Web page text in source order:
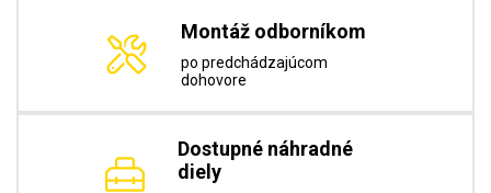
Montáž odborníkom
po predchádzajúcom
dohovore
Dostupné náhradné
diely